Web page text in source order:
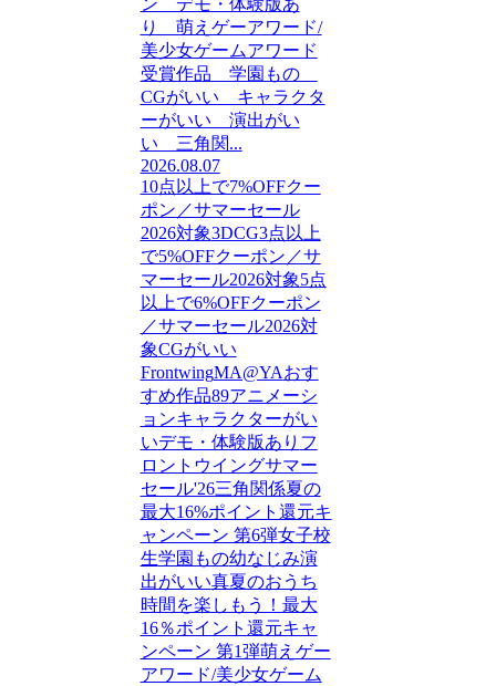
ン デモ・体験版あ
り 萌えゲーアワード/
美少女ゲームアワード
受賞作品 学園もの
CGがいい キャラクタ
ーがいい 演出がい
い 三角関...
2026.08.07
10点以上で7%OFFクー
ポン／サマーセール
2026対象3DCG3点以上
で5%OFFクーポン／サ
マーセール2026対象5点
以上で6%OFFクーポン
／サマーセール2026対
象CGがいい
FrontwingMA@YAおす
すめ作品89アニメーシ
ョンキャラクターがい
いデモ・体験版あり フ
ロントウイングサマー
セール'26三角関係夏の
最大16%ポイント還元キ
ャンペーン 第6弾女子校
生学園もの幼なじみ演
出がいい真夏のおうち
時間を楽しもう！最大
16％ポイント還元キャ
ンペーン 第1弾萌えゲー
アワード/美少女ゲーム